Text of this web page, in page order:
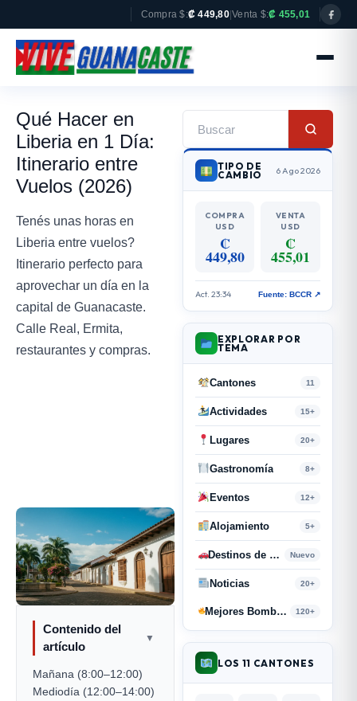
Compra $:₡ 449,80| Venta $:₡ 455,01
Qué Hacer en
Liberia en 1 Día:
Itinerario entre
Vuelos (2026)
Tenés unas horas en
Liberia entre vuelos?
Itinerario perfecto para
aprovechar un día en la
capital de Guanacaste.
Calle Real, Ermita,
restaurantes y compras.
Contenido del
artículo
▼
Mañana (8:00–12:00)
Mediodía (12:00–14:00)
TIPO DE
CAMBIO 6 Ago 2026
COMPRA
USD
₡
449,80
VENTA
USD
₡
455,01
Act. 23:34 Fuente: BCCR ↗
EXPLORAR POR
TEMA
Cantones 11
Actividades 15+
Lugares 20+
Gastronomía 8+
Eventos 12+
Alojamiento 5+
Destinos de Paso Nuevo
Noticias 20+
Mejores Bombas y Retahílas 120+
LOS 11 CANTONES